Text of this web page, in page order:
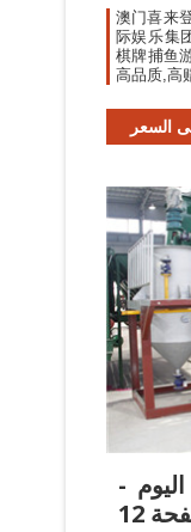
澳门喜来
际娱乐集
棋牌捕鱼
高品质,高
السعر
-
12